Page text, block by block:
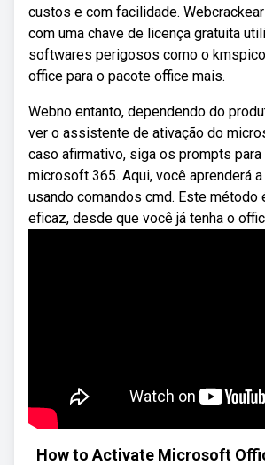
custos e com facilidade.
com uma chave de licença gratuita
softwares perigosos como o
office para o pacote office mais.
Webno entanto, dependendo do
ver o assistente de ativação do
caso afirmativo, siga os prompts para
microsoft 365. Aqui, você aprenderá
usando comandos cmd. Este método
eficaz, desde que você já tenha o
How to Activate Microsoft